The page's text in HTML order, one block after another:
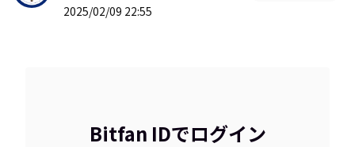
2025/02/09 22:55
Bitfan IDでログイン